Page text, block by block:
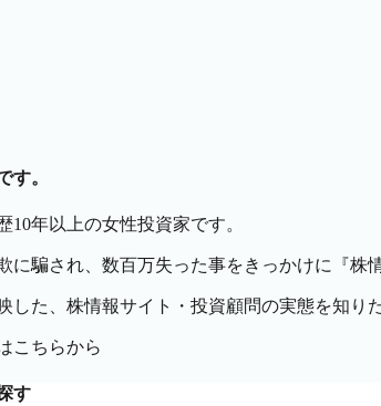
す。
年以上の女性投資家です。
に騙され、数百万失った事をきっかけに『株
した、株情報サイト・投資顧問の実態を知り
こちらから
す